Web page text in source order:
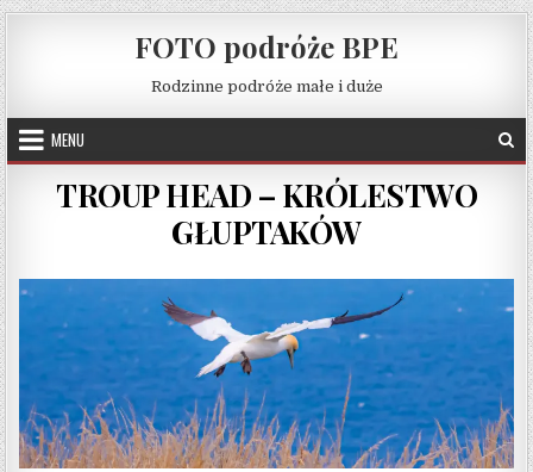
Skip to content
FOTO podróże BPE
Rodzinne podróże małe i duże
MENU
TROUP HEAD – KRÓLESTWO
GŁUPTAKÓW